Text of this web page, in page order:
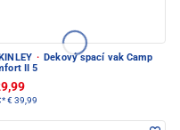
· Dekový spací vak Camp
II 5
€ 39,99